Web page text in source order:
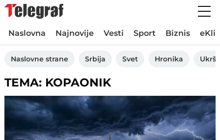
Naslovna Najnovije Vesti Sport Biznis
Naslovne strane Srbija Svet Hronika
TEMA: KOPAONIK